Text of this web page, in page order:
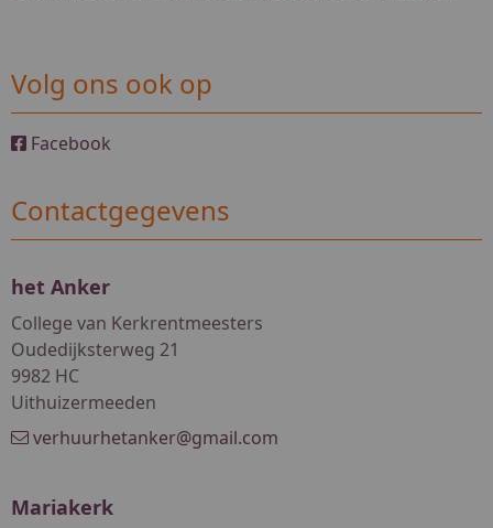
Volg ons ook op
Facebook
Contactgegevens
het Anker
College van Kerkrentmeesters
Oudedijksterweg 21
9982 HC
Uithuizermeeden
verhuurhetanker@gmail.com
Mariakerk